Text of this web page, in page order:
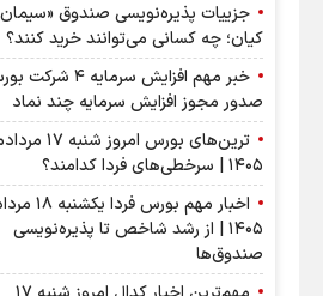
جزییات پذیره‌نویسی صندوق
کیان؛ چه کسانی می‌توانند خرید کنند؟
خبر مهم افزایش سرمایه ۴
صدور مجوز افزایش سرمایه چند نماد
ترین‌های بورس امروز
۱۴۰۵ | سرخطی‌های فردا کدامند؟
اخبار مهم بورس فردا
۱۴۰۵ | از رشد شاخص تا پذیره‌نویسی
صندوق‌ها